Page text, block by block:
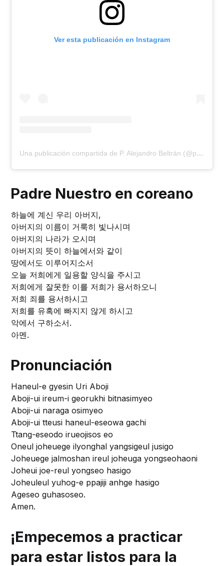
Ver esta publicación en Instagram
Una publicación compartida de P. Alejandro Beltrán (@p.alejandro_beltran)
Padre Nuestro en coreano
하늘에 계신 우리 아버지,
아버지의 이름이 거룩히 빛나시며
아버지의 나라가 오시며
아버지의 뜻이 하늘에서와 같이
땅에서도 이루어지소서
오늘 저희에게 일용할 양식을 주시고
저희에게 잘못한 이를 저희가 용서하오니
저희 죄를 용서하시고
저희를 유혹에 빠지지 않게 하시고
악에서 구하소서.
아멘.
Pronunciación
Haneul-e gyesin Uri Aboji
Aboji-ui ireum-i georukhi bitnasimyeo
Aboji-ui naraga osimyeo
Aboji-ui tteusi haneul-eseowa gachi
Ttang-eseodo irueojisos eo
Oneul joheuege ilyonghal yangsigeul jusigo
Joheuege jalmoshan ireul joheuga yongseohaoni
Joheui joe-reul yongseo hasigo
Joheuleul yuhog-e ppajiji anhge hasigo
Ageseo guhasoseo.
Amen.
¡Empecemos a practicar
para estar listos para la